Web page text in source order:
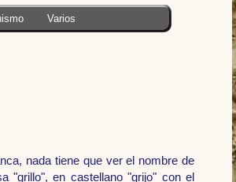
Varios
nada tiene que ver el nombre de
"grillo", en castellano "grijo" con el